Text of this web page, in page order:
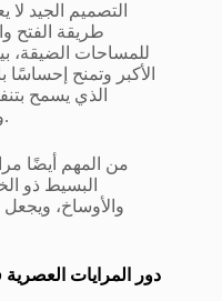
التصميم الجيد
طريقة الفتح
للمساحات الضيقة،
الأكبر وتمنح
الذي يسمح
ومقاومته للكسر مقارنة بالزجاج العادي.
من المهم أيضًا
البسيط ذو
والأوساخ، ويجعل
دور المرايات